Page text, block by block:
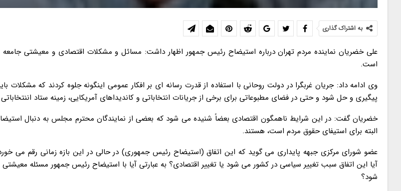
به اشتراک گذاری
علی خضریان نماینده مردم تهران درباره استیضاح رئیس جمهور اظهار داشت: مسائل و مشکلات اقتصادی و معیشتی
است.
وی ادامه داد: جریان غربگرا در دولت روحانی با استفاده از قدرت رسانه ای بر افکار عمومی اینگونه جلوه کردند که مشکلات
پیگیری و حل شود و حتی در فضای مطبوعاتی برای برخی از جریانات انتخاباتی و کاندیداهای آمریکایی، زمینه ستاد اننتخاباتی
خضریان گفت: در این شرایط ناهمگون اقتصادی بعضاً شنیده می شود که بعضی از نمایندگان محترم مجلس به دنبال
البته برای استیفای حقوق مردم است، هستند.
عضو شورای مرکزی جبهه پایداری می گوید که این اتفاق (استیضاح رئیس جمهوری) در حالی در این بازه زمانی رقم می
آیا این اتفاق سبب تغییر سیاسی در کشور می شود یا تغییر اقتصادی؟ به عبارتی آیا با استیضاح رئیس جمهور مسئله
شود؟